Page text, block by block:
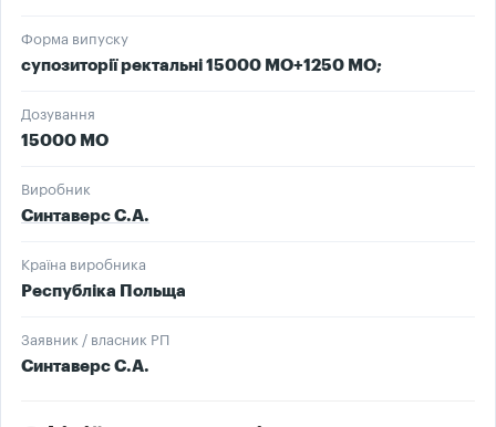
Форма випуску
супозиторії ректальні 15000 МО+1250 МО;
Дозування
15000 МО
Виробник
Синтаверс С.А.
Країна виробника
Республіка Польща
Заявник / власник РП
Синтаверс С.А.